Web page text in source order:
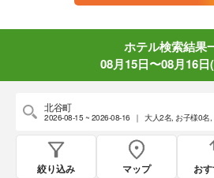
ホテル検索結果
08月15日〜08月16日
北谷町
2026-08-15 ~ 2026-08-16 ｜ 大人2名, お子様0名,
絞り込み マップ お